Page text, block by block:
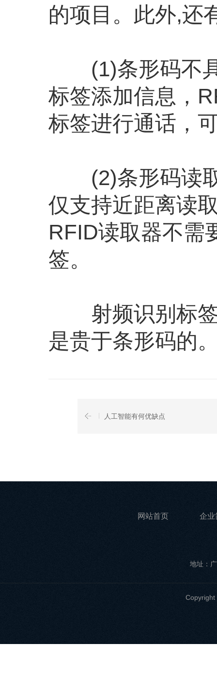
的项目。此外,还
(1)条形码不具
标签添加信息，
标签进行通话，
(2)条形码读取
仅支持近距离读
RFID读取器不需
签。
射频识别标签
是贵于条形码的
人工智能有何优缺点
网站首页 企业
地址：